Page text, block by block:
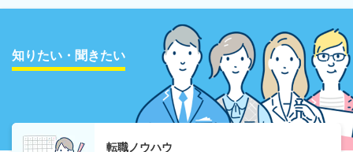
知りたい・聞きたい
転職ノウハウ